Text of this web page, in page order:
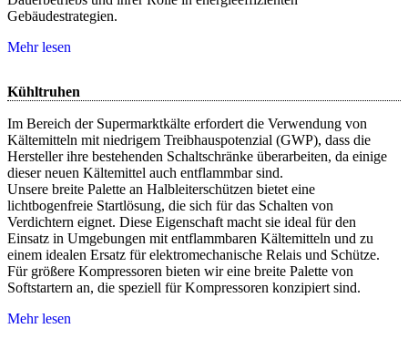
Gebäudestrategien.
Mehr lesen
Kühltruhen
Im Bereich der Supermarktkälte erfordert die Verwendung von
Kältemitteln mit niedrigem Treibhauspotenzial (GWP), dass die
Hersteller ihre bestehenden Schaltschränke überarbeiten, da einige
dieser neuen Kältemittel auch entflammbar sind.
Unsere breite Palette an Halbleiterschützen bietet eine
lichtbogenfreie Startlösung, die sich für das Schalten von
Verdichtern eignet. Diese Eigenschaft macht sie ideal für den
Einsatz in Umgebungen mit entflammbaren Kältemitteln und zu
einem idealen Ersatz für elektromechanische Relais und Schütze.
Für größere Kompressoren bieten wir eine breite Palette von
Softstartern an, die speziell für Kompressoren konzipiert sind.
Mehr lesen